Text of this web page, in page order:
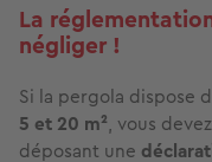
La
négliger !
Si la pergola dispose
5 et 20 m², vous
déposant une